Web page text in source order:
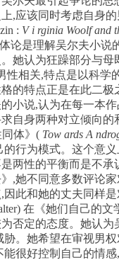
,应该同时考虑自身
: V i rginia Woolf and
论是理解吴尔夫小说
她认为狂躁部分与母
性相关,特点是以科学
的特点正是在此二极
小说,认为在每一本
自身两种对立倾向的
体》 ( Tow ards A
的行为模式。这个意
两性的平衡而是不
,她不同意多数评论
,因此和她的丈夫同样
在《她们自己的文
否定的态度。她认
胁。她希望在审视男
能很好控制自己的情感,